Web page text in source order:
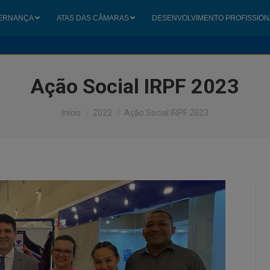
Ação Social IRPF 2023
Início 2022 Ação Social IRPF 2023
ATAS DAS CÂMARAS DESENVOLVIMENTO